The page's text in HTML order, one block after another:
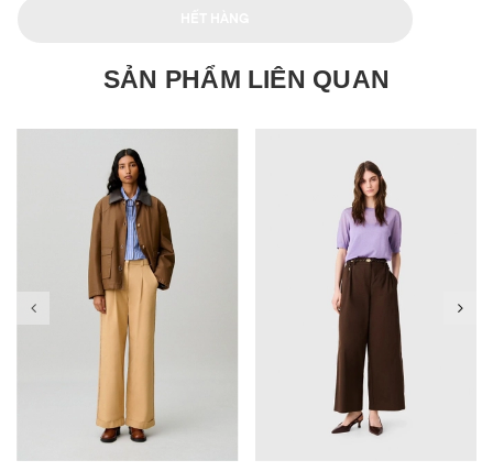
SẢN PHẨM LIÊN QUAN